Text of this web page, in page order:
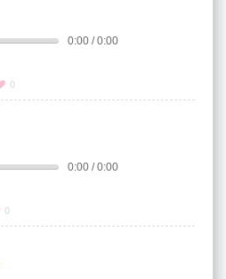
0:00 / 0:00
0
0:00 / 0:00
0